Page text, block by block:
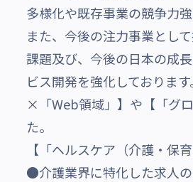
多様化や既存事業の競争力
また、今後の注力事業とし
課題及び、今後の日本の成
ビス開発を強化しておりま
×「Web領域」】や【「グ
た。
【「ヘルスケア（介護・保
●介護業界に特化した求人